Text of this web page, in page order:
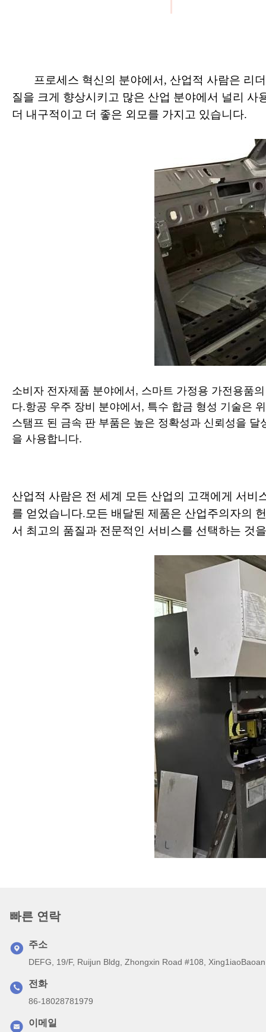
프로세스 혁신의 분야에서, 산업적 사람은 리
질을 크게 향상시키고 많은 산업 분야에서 널리
더 내구적이고 더 좋은 외모를 가지고 있습니다.
소비자 전자제품 분야에서, 스마트 가정용 가전용품
다.항공 우주 장비 분야에서, 특수 합금 형성 기술은
스탬프 된 금속 판 부품은 높은 정확성과 신뢰성을
을 사용합니다.
산업적 사람은 전 세계 모든 산업의 고객에게 서
를 얻었습니다.모든 배달된 제품은 산업주의자의
서 최고의 품질과 전문적인 서비스를 선택하는 것
빠른 연락
주소
DEFG, 19/F, Ruijun Bldg, Zhongxin Road #108,
전화
86-18028781979
이메일